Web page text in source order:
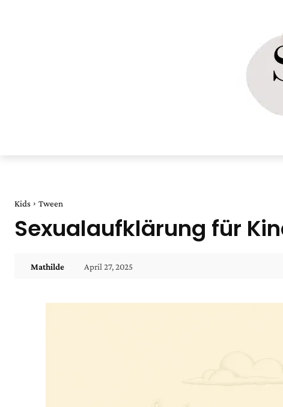
Kids Tween
Sexualaufklärung für
Mathilde April 27, 2025